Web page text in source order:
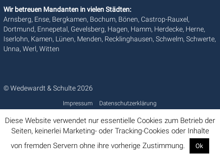
Wir betreuen Mandanten in vielen Städten:
Arnsberg, Ense, Bergkamen, Bochum, Bönen, Castrop-Rauxel,
Dortmund, Ennepetal, Gevelsberg, Hagen, Hamm, Herdecke, Herne,
Iserlohn, Kamen, Lünen, Menden, Recklinghausen, Schwelm, Schwerte,
Unna, Werl, Witten
© Wedewardt & Schulte 2026
Impressum Datenschutzerklärung
Diese Website verwendet nur essentielle Cookies zum Betrieb der
Seiten, keinerlei Marketing- oder Tracking-Cookies oder Inhalte
von fremden Servern ohne ihre vorherige Zustimmung.
Ok